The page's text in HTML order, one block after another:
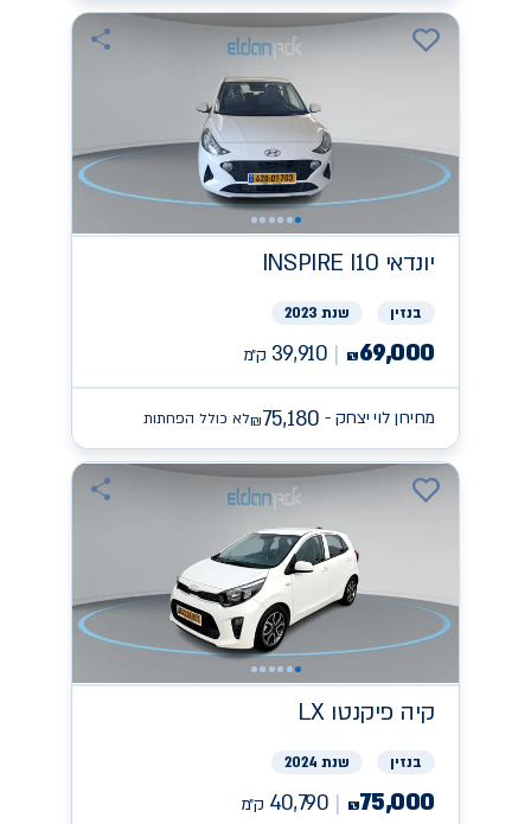
יונדאי INSPIRE I10
בנזין שנת 2023
₪69,000
39,910 ק״מ
מחירון לוי יצחק - ₪75,180 לא כולל הפחתות
קיה פיקנטו LX
בנזין שנת 2024
₪75,000
40,790 ק״מ